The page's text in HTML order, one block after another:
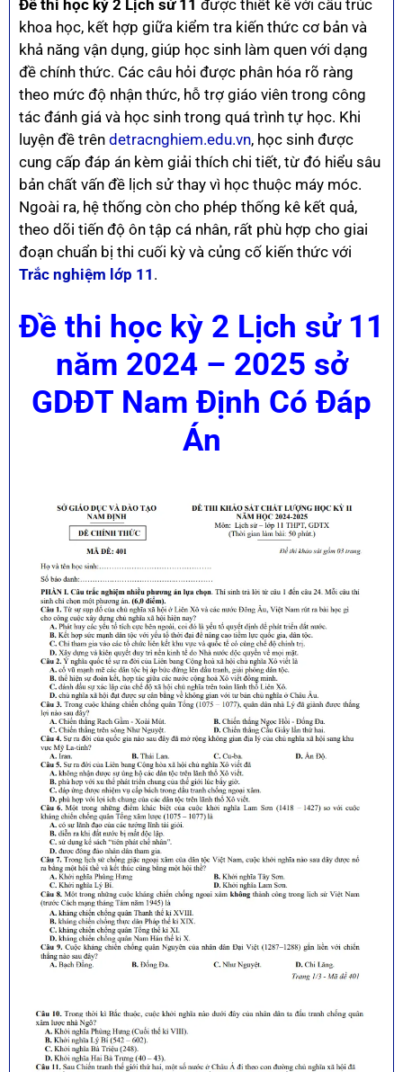
Đề thi học kỳ 2 Lịch sử 11 được thiết kế với cấu trúc
khoa học, kết hợp giữa kiểm tra kiến thức cơ bản và
khả năng vận dụng, giúp học sinh làm quen với dạng
đề chính thức. Các câu hỏi được phân hóa rõ ràng
theo mức độ nhận thức, hỗ trợ giáo viên trong công
tác đánh giá và học sinh trong quá trình tự học. Khi
luyện đề trên detracnghiem.edu.vn, học sinh được
cung cấp đáp án kèm giải thích chi tiết, từ đó hiểu sâu
bản chất vấn đề lịch sử thay vì học thuộc máy móc.
Ngoài ra, hệ thống còn cho phép thống kê kết quả,
theo dõi tiến độ ôn tập cá nhân, rất phù hợp cho giai
đoạn chuẩn bị thi cuối kỳ và củng cố kiến thức với
Trắc nghiệm lớp 11 .
Đề thi học kỳ 2 Lịch sử 11
năm 2024 – 2025 sở
GDĐT Nam Định Có Đáp
Án